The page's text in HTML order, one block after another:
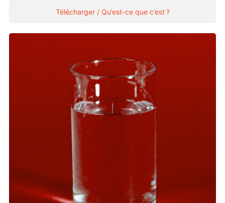
Télécharger / Qu’est-ce que c’est ?